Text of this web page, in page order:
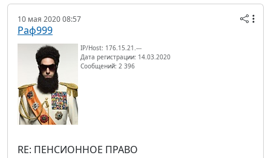
10 мая 2020 08:57
Раф999
IP/Host: 176.15.21.---
Дата регистрации: 14.03.2020
Сообщений: 2 396
RE: ПЕНСИОННОЕ ПРАВО